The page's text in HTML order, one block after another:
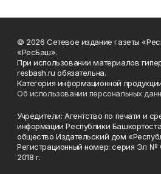
© 2026 Сетевое издание газеты
«РесБаш».
При использовании материалов
resbash.ru обязательна.
Категория информационной
Об использовании персональных
Учредители: Агентство по печати и
информации Республики
общество Издательский дом
Регистрационный номер: серия Эл
2018 г.